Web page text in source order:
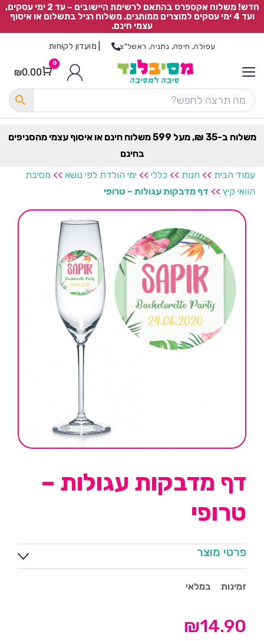
חדש! משלוח אקספרס בהתאם לרשימת היישובים – עד 2 ימי עסקים,
ועד 4 ימי עסקים למוצרים ממותגים. משלוח רגיל בתשלום או איסוף
עצמי חינם.
עפולה, חיפה, נתניה, ראשל"צ מועדון לקוחות
Cart
0
₪0.00
משלוח ב-35 ₪, מעל 599 משלוח חינם או איסוף עצמי מהסניפים
בחינם
עמוד הבית >> חנות >> כללי >> ימי הולדת לפי נושא >> מסיבת
הוואי קיץ >> דף מדבקות עגולות – טרופי
דף מדבקות עגולות –
טרופי
פרטי מוצר
זמינות במלאי
₪14.90